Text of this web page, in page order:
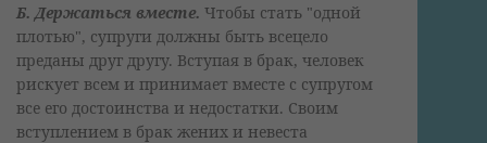
Б. Держаться вместе. Чтобы стать "одной
плотью", супруги должны быть всецело
преданы друг другу. Вступая в брак, человек
рискует всем и принимает вместе с супругом
все его достоинства и недостатки. Своим
вступлением в брак жених и невеста